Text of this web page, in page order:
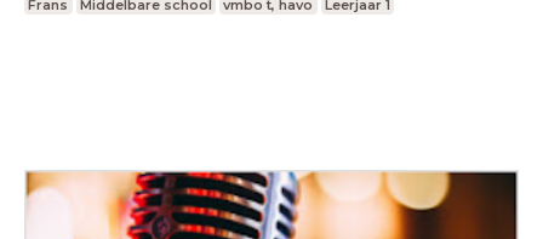
Frans Middelbare school vmbo t, havo Leerjaar 1